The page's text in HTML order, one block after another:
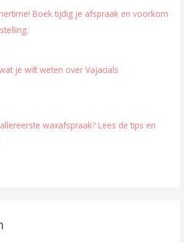
Boek tijdig je afspraak en voorkom
je wilt weten over Vajacials
waxafspraak? Lees de tips en